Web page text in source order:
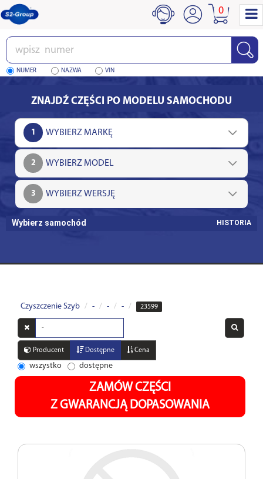
Wpisz
numer
NUMER NAZWA VIN
0
ZNAJDŹ CZĘŚCI PO MODELU SAMOCHODU
1
2
3
Wybierz samochód HISTORIA
Czyszczenie Szyb - - - 23599
Wyszukaj
w
opisachProducent Dostępne Cena
wszystko dostępne
ZAMÓW CZĘŚCI
Z GWARANCJĄ DOPASOWANIA